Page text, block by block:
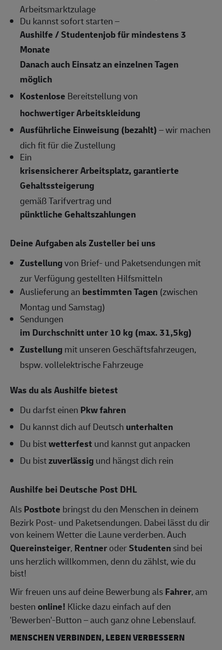
Arbeitsmarktzulage
Du kannst sofort starten –
Aushilfe / Studentenjob für mindestens 3
Monate
Danach auch Einsatz an einzelnen Tagen
möglich
Kostenlose Bereitstellung von
hochwertiger Arbeitskleidung
Ausführliche Einweisung (bezahlt)– wir machen
dich fit für die Zustellung
Ein
krisensicherer Arbeitsplatz, garantierte
Gehaltssteigerung
gemäß Tarifvertrag und
pünktliche Gehaltszahlungen
Deine Aufgaben als Zusteller bei uns
Zustellungvon Brief- und Paketsendungen mit
zur Verfügung gestellten Hilfsmitteln
Auslieferung an bestimmten Tagen (zwischen
Montag und Samstag)
Sendungen
im Durchschnitt unter 10 kg (max. 31,5kg)
Zustellungmit unseren Geschäftsfahrzeugen,
bspw. vollelektrische Fahrzeuge
Was du als Aushilfe bietest
Du darfst einen Pkw fahren
Du kannst dich auf Deutsch unterhalten
Du bistwetterfest und kannst gut anpacken
Du bistzuverlässigund hängst dich rein
Aushilfe bei Deutsche Post DHL
AlsPostbote bringst du den Menschen in deinem
Bezirk Post- und Paketsendungen. Dabei lässt du dir
von keinem Wetter die Laune verderben. Auch
Quereinsteiger, RentneroderStudentensind bei
uns herzlich willkommen, denn du zählst, wie du
bist!
Wir freuen uns auf deine Bewerbung alsFahrer, am
bestenonline! Klicke dazu einfach auf den
'Bewerben'-Button – auch ganz ohne Lebenslauf.
MENSCHEN VERBINDEN, LEBEN VERBESSERN